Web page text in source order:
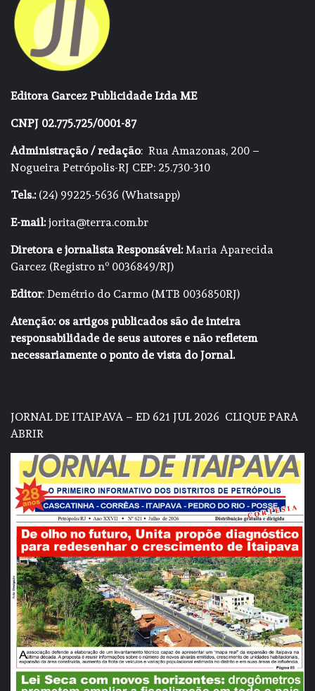
Editora Garcez Publicidade Ltda ME
CNPJ 02.775.725/0001-87
Administração / redação: Rua Amazonas, 200 –
Nogueira Petrópolis-RJ CEP: 25.730-310
Tels.:(24) 99225-5636 (Whatsapp)
E-mail:jorita@terra.com.br
Diretora e jornalista Responsável:Maria Aparecida
Garcez (Registro nº 0036849/RJ)
Editor: Demétrio do Carmo (MTB 0036850RJ)
Atenção: os artigos publicados são de inteira
responsabilidade de seus autores e não refletem
necessariamente o ponto de vista do Jornal.
JORNAL DE ITAIPAVA – ED 621 JUL 2026 CLIQUE PARA
ABRIR